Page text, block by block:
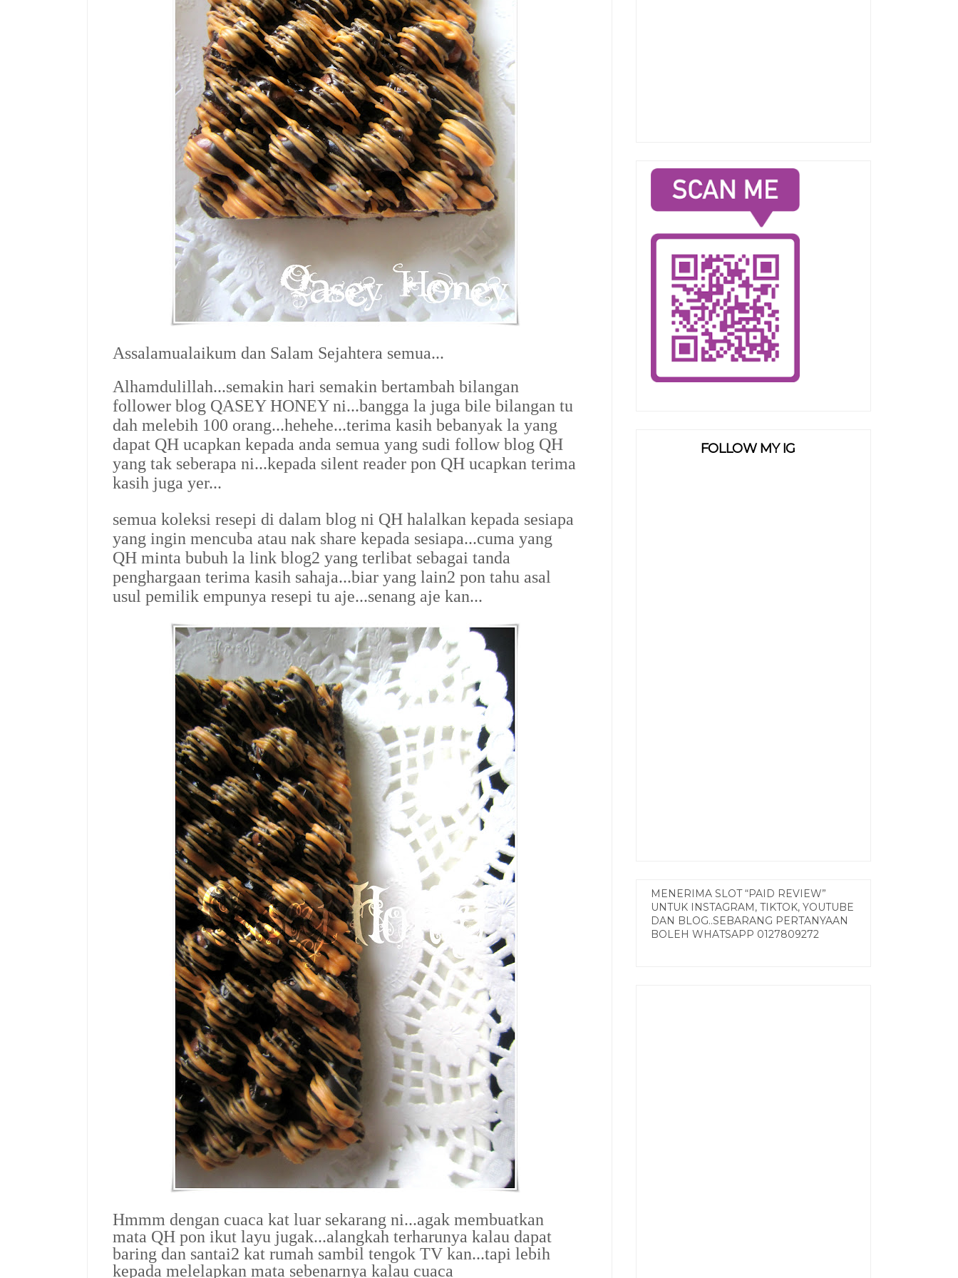
Assalamualaikum dan Salam Sejahtera semua...
Alhamdulillah...semakin hari semakin bertambah bilangan
follower blog QASEY HONEYni...bangga la juga bile bilangan tu
dah melebih 100 orang...hehehe...terima kasih bebanyak la yang
dapat QH ucapkan kepada anda semua yang sudi follow blog QH
yang tak seberapa ni...kepada silent reader pon QH ucapkan terima
kasih juga yer...
semua koleksi resepi di dalam blog ni QH halalkan kepada sesiapa
yang ingin mencuba atau nak share kepada sesiapa...cuma yang
QH minta bubuh la link blog2 yang terlibat sebagai tanda
penghargaan terima kasih sahaja...biar yang lain2 pon tahu asal
usul pemilik empunya resepi tu aje...senang aje kan...
Hmmm dengan cuaca kat luar sekarang ni...agak membuatkan
mata QH pon ikut layu jugak...alangkah terharunya kalau dapat
baring dan santai2 kat rumah sambil tengok TV kan...tapi lebih
kepada melelapkan mata sebenarnya kalau cuaca
FOLLOW MY IG
MENERIMA SLOT “PAID REVIEW”
UNTUK INSTAGRAM, TIKTOK, YOUTUBE
DAN BLOG..SEBARANG PERTANYAAN
BOLEH WHATSAPP 0127809272